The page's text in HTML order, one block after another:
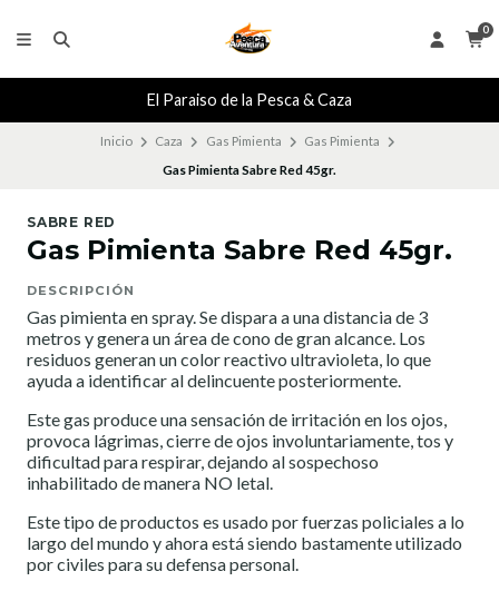
0
El Paraiso de la Pesca & Caza
Inicio Caza Gas Pimienta
Gas Pimienta
Gas Pimienta Sabre Red 45gr.
SABRE RED
Gas Pimienta Sabre Red 45gr.
DESCRIPCIÓN
Gas pimienta en spray. Se dispara a una distancia de 3
metros y genera un área de cono de gran alcance. Los
residuos generan un color reactivo ultravioleta, lo que
ayuda a identificar al delincuente posteriormente.
Este gas produce una sensación de irritación en los ojos,
provoca lágrimas, cierre de ojos involuntariamente, tos y
dificultad para respirar, dejando al sospechoso
inhabilitado de manera NO letal.
Este tipo de productos es usado por fuerzas policiales a lo
largo del mundo y ahora está siendo bastamente utilizado
por civiles para su defensa personal.